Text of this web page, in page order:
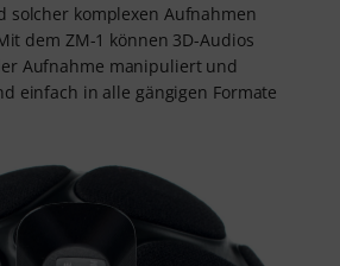
solcher komplexen Aufnahmen
dem ZM-1 können 3D-Audios
Aufnahme manipuliert und
einfach in alle gängigen Formate